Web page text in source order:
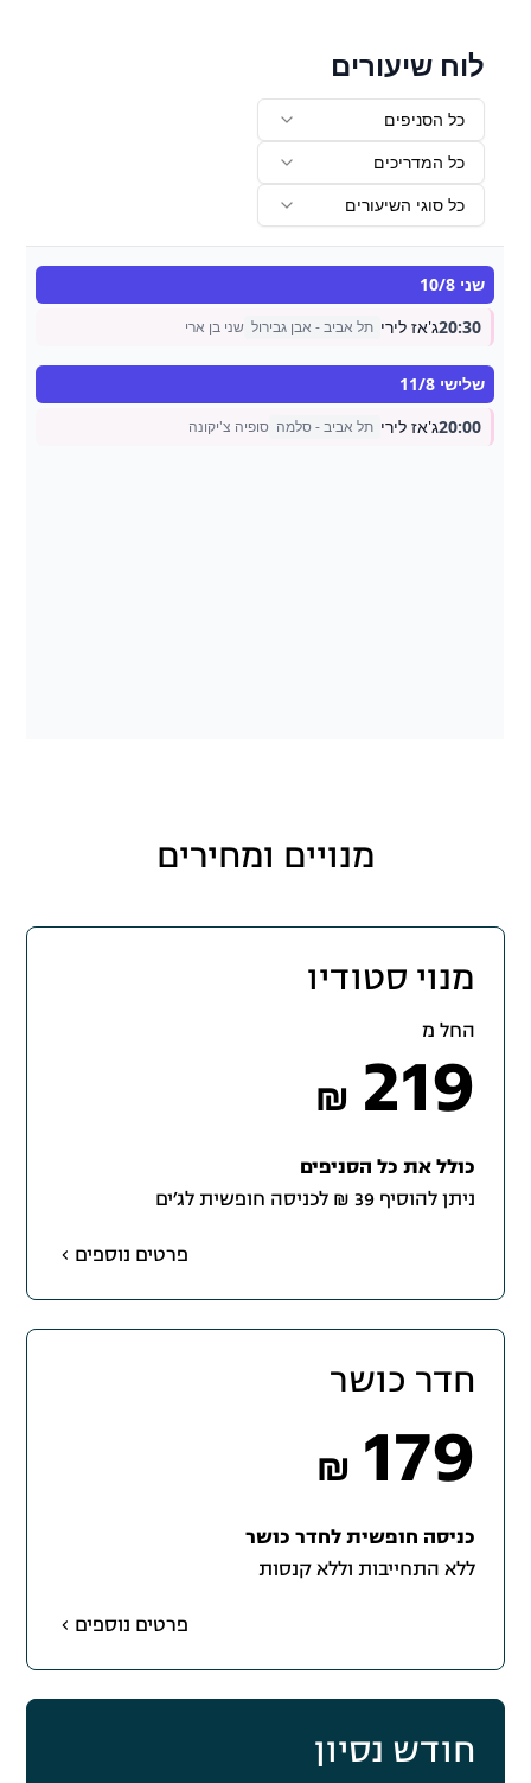
מנויים ומחירים
מנוי סטודיו
החל מ
₪ 219
כולל את כל הסניפים
ניתן להוסיף 39 ₪ לכניסה חופשית לג׳ים
פרטים נוספים
חדר כושר
₪ 179
כניסה חופשית לחדר כושר
ללא התחייבות וללא קנסות
פרטים נוספים
חודש נסיון